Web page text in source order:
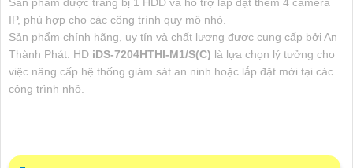
IP, phù hợp cho các công trình quy mô nhỏ.
Sản phẩm chính hãng, uy tín và chất lượng được cung cấp bởi An
Thành Phát. HD iDS-7204HTHI-M1/S(C) là lựa chọn lý tưởng cho
việc nâng cấp hệ thống giám sát an ninh hoặc lắp đặt mới tại các
công trình nhỏ.